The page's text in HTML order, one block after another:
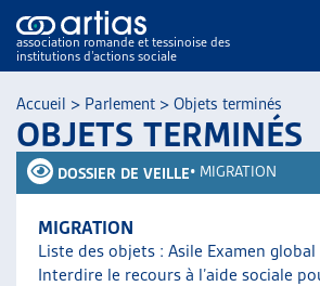
association romande et tessinoise des
institutions d’actions sociale
NOS PUBLICATIONS
Accueil > Parlement > Objets terminés
OBJETS TERMINÉS
DOSSIER DE VEILLE• MIGRATION
MIGRATION
Liste des objets : Asile Examen
Interdire le recours à l’aide sociale